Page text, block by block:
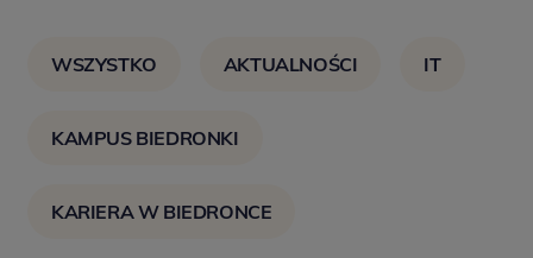
WSZYSTKO AKTUALNOŚCI IT
KAMPUS BIEDRONKI
KARIERA W BIEDRONCE